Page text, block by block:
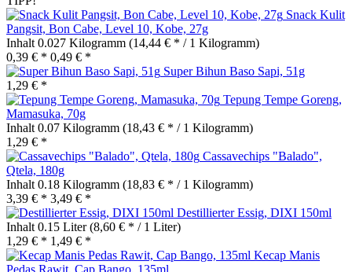
Snack Kulit
Pangsit, Bon Cabe, Level 10, Kobe, 27g
Inhalt 0.027 Kilogramm (14,44 € * / 1 Kilogramm)
0,39 € * 0,49 € *
Super Bihun Baso Sapi, 51g
1,29 € *
Tepung Tempe Goreng,
Mamasuka, 70g
Inhalt 0.07 Kilogramm (18,43 € * / 1 Kilogramm)
1,29 € *
Cassavechips "Balado",
Qtela, 180g
Inhalt 0.18 Kilogramm (18,83 € * / 1 Kilogramm)
3,39 € * 3,49 € *
Destillierter Essig, DIXI 150ml
Inhalt 0.15 Liter(8,60 € * / 1 Liter)
1,29 € * 1,49 € *
Kecap Manis
Pedas Rawit, Cap Bango, 135ml